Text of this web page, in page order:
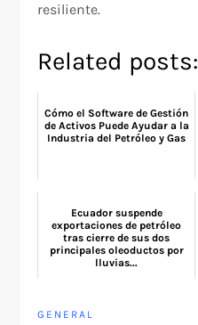
resiliente.
Related posts:
Cómo el Software de Gestión
de Activos Puede Ayudar a la
Industria del Petróleo y Gas
Ecuador suspende
exportaciones de petróleo
tras cierre de sus dos
principales oleoductos por
lluvias...
GENERAL